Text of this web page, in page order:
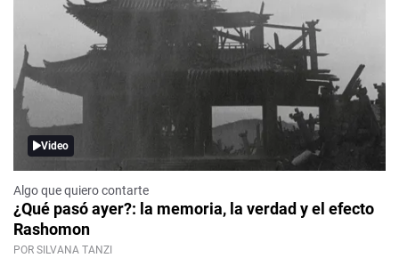
Video
Algo que quiero contarte
¿Qué pasó ayer?: la memoria, la verdad y el efecto
Rashomon
POR SILVANA TANZI